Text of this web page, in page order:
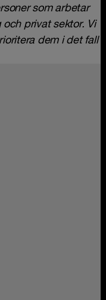
som arbetar
privat sektor. Vi
dem i det fall